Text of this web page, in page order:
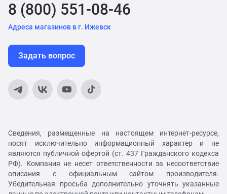
8 (800) 551-08-46
Адреса магазинов в г. Ижевск
Задать вопрос
Сведения, размещенные на настоящем интернет-ресурсе,
носят исключительно информационный характер и не
являются публичной офертой (ст. 437 Гражданского кодекса
РФ). Компания не несет ответственности за несоответствие
описания с официальным сайтом производителя.
Убедительная просьба дополнительно уточнять указанные